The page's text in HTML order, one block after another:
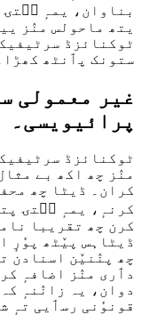
بناوان، یمہٕ سۭتۍ
یتھ ماحولس منٛز
ٹوکنائزڈ
ستونک پٲنٹھ کھڑا۔
غیر معمولی
پرائیویسی۔
ٹوکنائزڈ
منٛز چھ اکھ بے
کران۔ ڈیٹا چھ
کرنہٕ، یمہٕ سۭتۍ
کرن چھ تقریبا
ڈیٹاہس پیٚٹھ پوٗرٕ
چھ پنٛنیٚن اسنادن
دٲری منٛز اضافہٕ
دوان، یہ زانٛنہٕ
قونوٗنی رسٲیی تہٕ